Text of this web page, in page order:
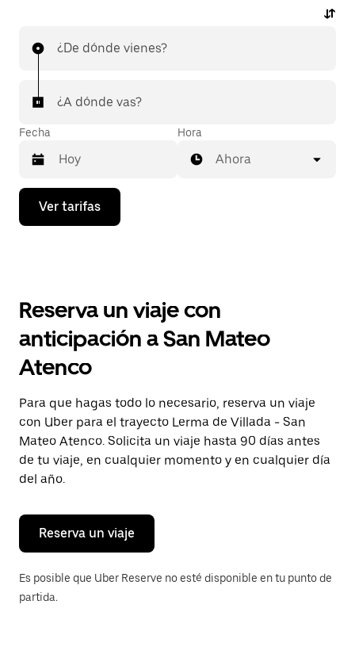
¿De dónde vienes?
¿A dónde vas?
Fecha
Presiona
flecha
el
y
selecciona
una
Presiona
la
tecla Esc
para
cerrar
el
calendario.
Hora
Ahora
Ver tarifas
Reserva un viaje con
anticipación a San Mateo
Atenco
Para que hagas todo lo necesario, reserva un viaje
con Uber para el trayecto Lerma de Villada - San
Mateo Atenco. Solicita un viaje hasta 90 días antes
de tu viaje, en cualquier momento y en cualquier día
del año.
Reserva un viaje
Es posible que Uber Reserve no esté disponible en tu punto de
partida.